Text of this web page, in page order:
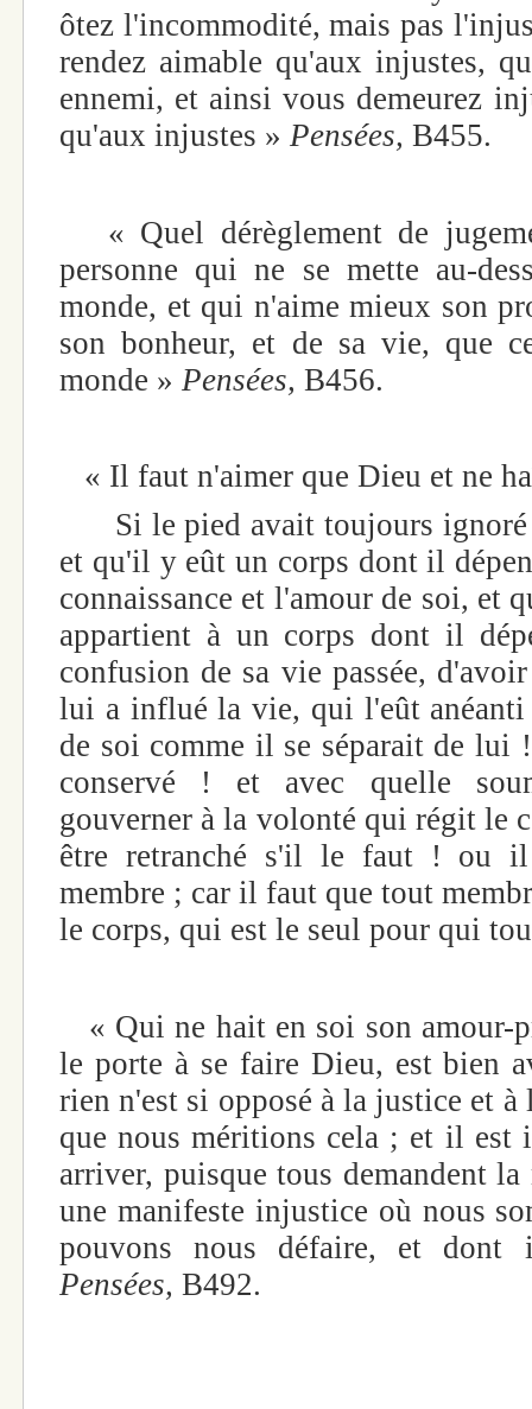
ôtez l'incommodité, mais pas
rendez aimable qu'aux injustes,
ennemi, et ainsi vous demeurez
qu'aux injustes » Pensées, B455.
« Quel dérèglement de
personne qui ne se mette au-
monde, et qui n'aime mieux son
son bonheur, et de sa vie, que
monde » Pensées, B456.
« Il faut n'aimer que Dieu et ne
Si le pied avait toujours ignoré
et qu'il y eût un corps dont il
connaissance et l'amour de soi, et
appartient à un corps dont il
confusion de sa vie passée,
lui a influé la vie, qui l'eût anéanti
de soi comme il se séparait de lui
conservé ! et avec quelle
gouverner à la volonté qui régit le
être retranché s'il le faut ! ou
membre ; car il faut que tout
le corps, qui est le seul pour qui
« Qui ne hait en soi son amour-
le porte à se faire Dieu, est bien
rien n'est si opposé à la justice et
que nous méritions cela ; et il est
arriver, puisque tous demandent la
une manifeste injustice où nous
pouvons nous défaire, et
Pensées, B492.